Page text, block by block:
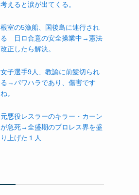
考えると涙が出てくる。
根室の5漁船、国後島に連行され
る 日ロ合意の安全操業中→憲法
改正したら解決。
女子選手9人、教諭に前髪切られ
る→パワハラであり、傷害です
ね。
元悪役レスラーのキラー・カーン
が急死→全盛期のプロレス界を盛
り上げた１人